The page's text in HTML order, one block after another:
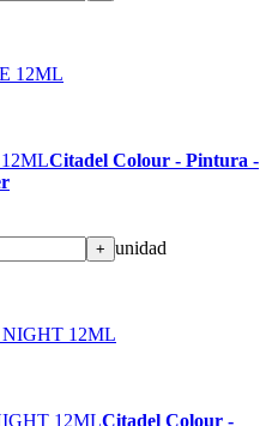
Citadel Colour - Pintura -
+ unidad
12MLCitadel Colour -